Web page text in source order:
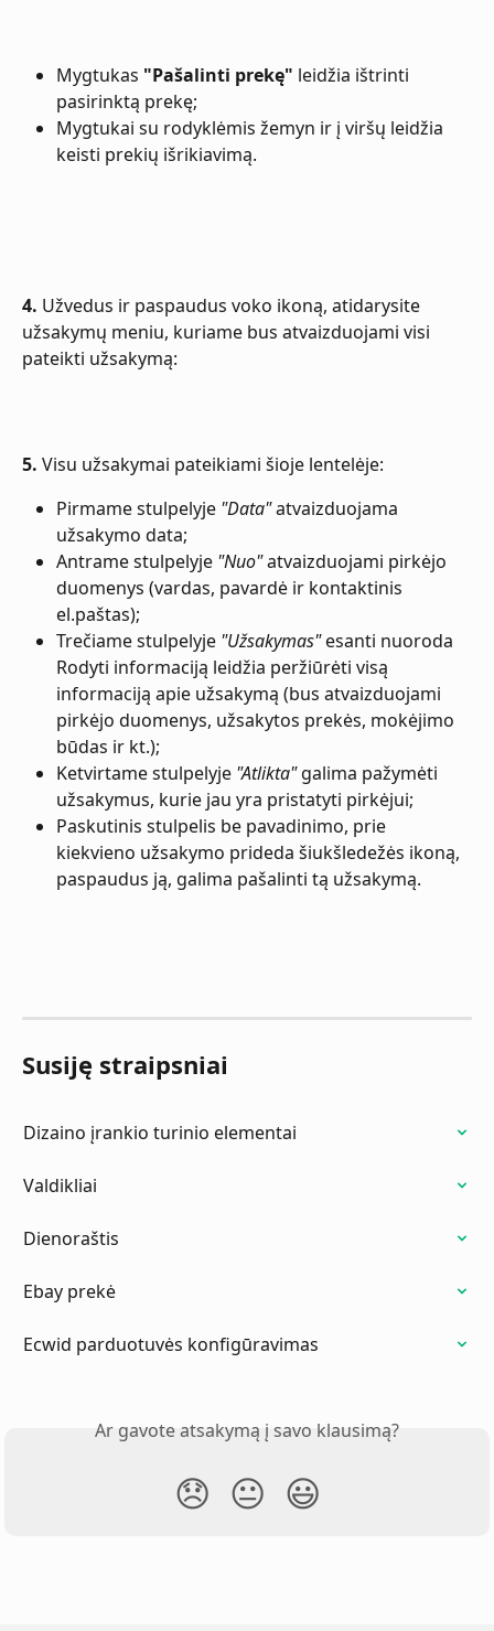
Mygtukas "Pašalinti prekę" leidžia ištrinti
pasirinktą prekę;
Mygtukai su rodyklėmis žemyn ir į viršų leidžia
keisti prekių išrikiavimą.
4. Užvedus ir paspaudus voko ikoną, atidarysite
užsakymų meniu, kuriame bus atvaizduojami visi
pateikti užsakymą:
5. Visu užsakymai pateikiami šioje lentelėje:
Pirmame stulpelyje "Data" atvaizduojama
užsakymo data;
Antrame stulpelyje "Nuo" atvaizduojami pirkėjo
duomenys (vardas, pavardė ir kontaktinis
el.paštas);
Trečiame stulpelyje "Užsakymas" esanti nuoroda
Rodyti informaciją leidžia peržiūrėti visą
informaciją apie užsakymą (bus atvaizduojami
pirkėjo duomenys, užsakytos prekės, mokėjimo
būdas ir kt.);
Ketvirtame stulpelyje "Atlikta" galima pažymėti
užsakymus, kurie jau yra pristatyti pirkėjui;
Paskutinis stulpelis be pavadinimo, prie
kiekvieno užsakymo prideda šiukšledežės ikoną,
paspaudus ją, galima pašalinti tą užsakymą.
Susiję straipsniai
Dizaino įrankio turinio elementai
Valdikliai
Dienoraštis
Ebay prekė
Ecwid parduotuvės konfigūravimas
Ar gavote atsakymą į savo klausimą?
😞 😐 😃